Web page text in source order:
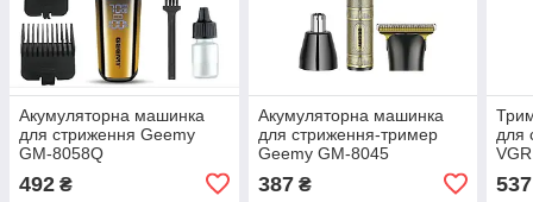
Акумуляторна машинка
для стриження Geemy
GM-8058Q
492 ₴
Акумуляторна машинка
для стриження-тример
Geemy GM-8045
387₴
для
537